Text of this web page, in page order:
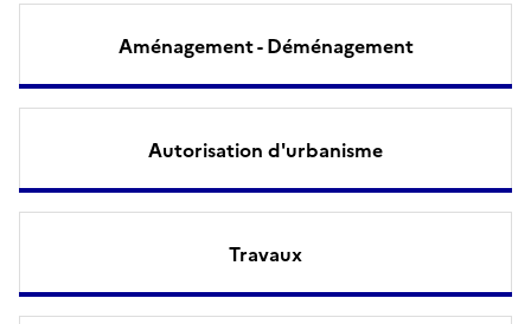
Aménagement - Déménagement
Autorisation d'urbanisme
Travaux